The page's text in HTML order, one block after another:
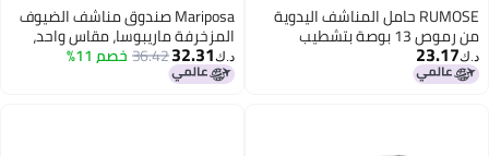
RUMOSE حامل المناشف اليدوية
من رموص 13 بوصة بتشطيب
برونزي مصقول
د.ك‏23.17
Mariposa صندوق مناشف الضيوف
المزخرفة ماريبوسا، مقاس واحد،
ألمنيوم
د.ك‏32.31
36.42خصم 11%